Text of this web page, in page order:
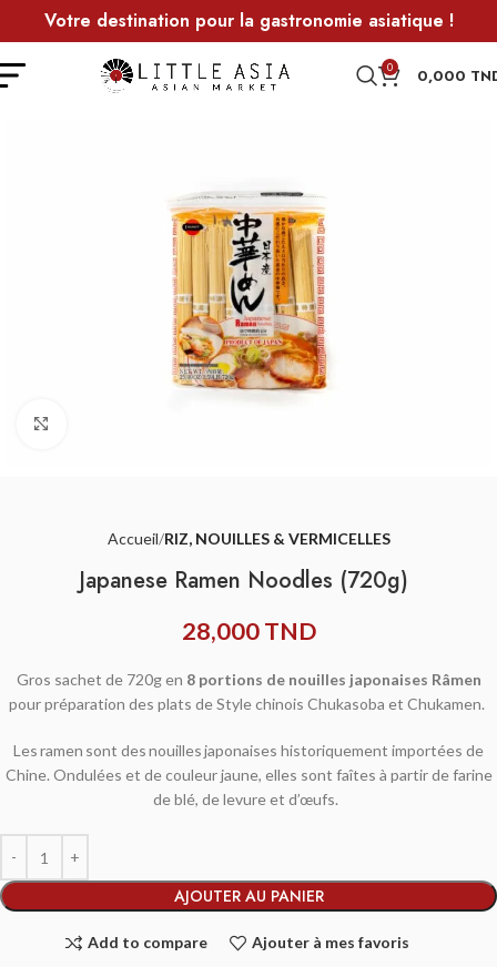
Votre destination pour la gastronomie asiatique !
0 0,000
Accueil RIZ, NOUILLES & VERMICELLES
Japanese Ramen Noodles (720g)
28,000TND
Gros sachet de 720g en 8 portions de nouilles japonaises Râmen
pour préparation des plats de Style chinois Chukasoba et Chukamen.
Les ramen sont des nouilles japonaises historiquement importées de
Chine. Ondulées et de couleur jaune, elles sont faîtes à partir de farine
de blé, de levure et d’œufs.
AJOUTER AU PANIER
Add to compare Ajouter à mes favoris